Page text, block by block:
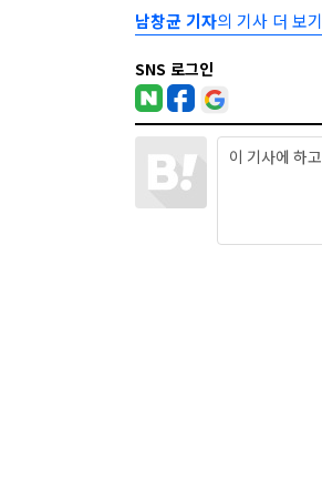
남창균 기자의 기사 더 보기
SNS 로그인